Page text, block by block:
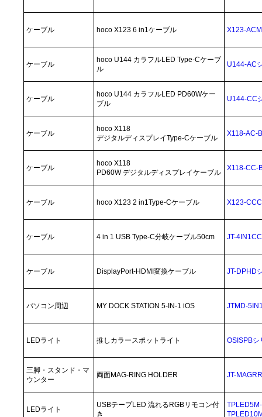
ケーブル hoco X123 6 in1ケーブル X123-
ケーブル
hoco U144 カラフルLED Type-Cケーブ
ル
U144-AC
ケーブル
hoco U144 カラフルLED PD60Wケー
ブル
U144-CC
ケーブル
hoco X118
デジタルディスプレイType-Cケーブル
X118-AC-
ケーブル
hoco X118
PD60W デジタルディスプレイケーブル
X118-CC-
ケーブル hoco X123 2 in1Type-Cケーブル X123-
ケーブル 4 in 1 USB Type-C分岐ケーブル50cm JT-
ケーブル DisplayPort-HDMI変換ケーブル JT-DPHD
パソコン周辺 MY DOCK STATION 5-IN-1 iOS JTMD-
LEDライト 推しカラースポットライト OSISPBシ
三脚・スタンド・マ
ウンター
両面MAG-RING HOLDER JT-MAGRR
LEDライト
USBテープLED 流れるRGBリモコン付
き